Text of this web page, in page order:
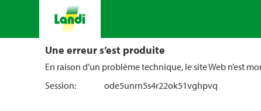
Une erreur s’est produite
En raison d’un problème technique, le site Web n’est
Session:
ode5unrn5s4r22ok51vghpvq